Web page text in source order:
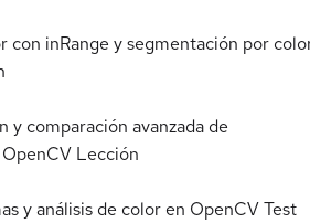
con inRange y segmentación por
y comparación avanzada de
Lección
y análisis de color en OpenCVTest